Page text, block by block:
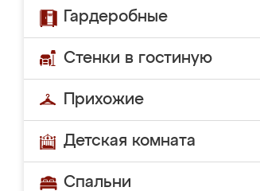
Гардеробные
Стенки в гостиную
Прихожие
Детская комната
Спальни